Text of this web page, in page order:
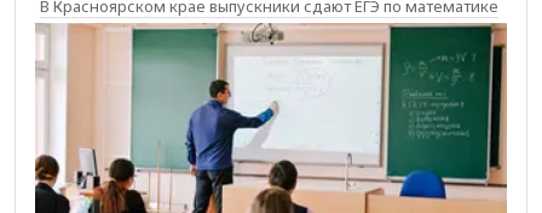
В Красноярском крае выпускники сдают ЕГЭ по математике